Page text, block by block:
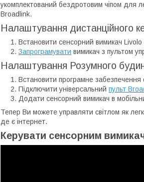
укомплектований бездротовим чіпом для
Broadlink.
Налаштування дистанційного
Встановити сенсорний вимикач Livolo
Запрограмувати вимикач з пультом
Налаштування Розумного
Встановити програмне
Підключити універсальний пульт
Додати сенсорний вимикач в
Тепер Ви можете управляти світлом як
де є інтернет.
Керувати сенсорним